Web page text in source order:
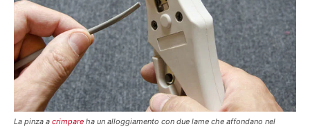
La pinza a crimpare ha un alloggiamento con due lame che affondano nel